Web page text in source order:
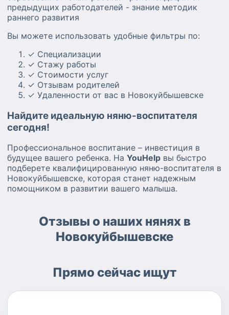
предыдущих работодателей - знание методик
раннего развития
Вы можете использовать удобные фильтры по:
✓ Специализации
✓ Стажу работы
✓ Стоимости услуг
✓ Отзывам родителей
✓ Удаленности от вас в Новокуйбышевске
Найдите идеальную няню-воспитателя
сегодня!
Профессиональное воспитание – инвестиция в
будущее вашего ребенка. На YouHelp вы быстро
подберете квалифицированную няню-воспитателя в
Новокуйбышевске, которая станет надежным
помощником в развитии вашего малыша.
Отзывы о наших нянях в
Новокуйбышевске
Прямо сейчас ищут